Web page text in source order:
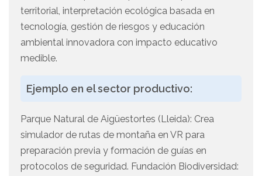
territorial, interpretación ecológica basada en
tecnología, gestión de riesgos y educación
ambiental innovadora con impacto educativo
medible.
Ejemplo en el sector productivo:
Parque Natural de Aigüestortes (Lleida): Crea
simulador de rutas de montaña en VR para
preparación previa y formación de guías en
protocolos de seguridad. Fundación Biodiversidad: